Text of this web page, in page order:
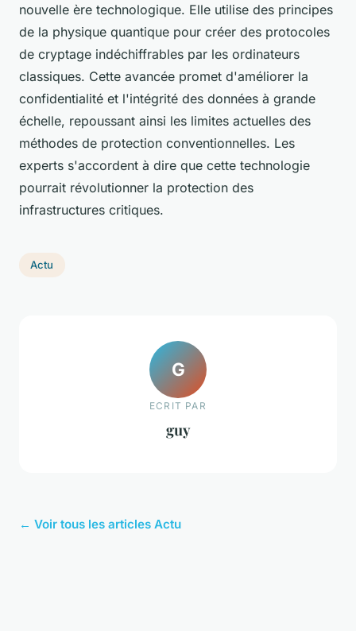
nouvelle ère technologique. Elle utilise des principes
de la physique quantique pour créer des protocoles
de cryptage indéchiffrables par les ordinateurs
classiques. Cette avancée promet d'améliorer la
confidentialité et l'intégrité des données à grande
échelle, repoussant ainsi les limites actuelles des
méthodes de protection conventionnelles. Les
experts s'accordent à dire que cette technologie
pourrait révolutionner la protection des
infrastructures critiques.
Actu
G
ECRIT PAR
guy
← Voir tous les articles Actu